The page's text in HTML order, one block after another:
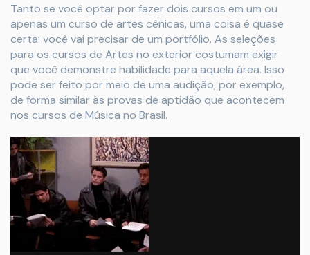
Tanto se você optar por fazer dois cursos em um ou
apenas um curso de artes cênicas, uma coisa é quase
certa: você vai precisar de um portfólio. As seleções
para os cursos de Artes no exterior costumam exigir
que você demonstre habilidade para aquela área. Isso
pode ser feito por meio de uma audição, por exemplo,
de forma similar às provas de aptidão que acontecem
nos cursos de Música no Brasil.